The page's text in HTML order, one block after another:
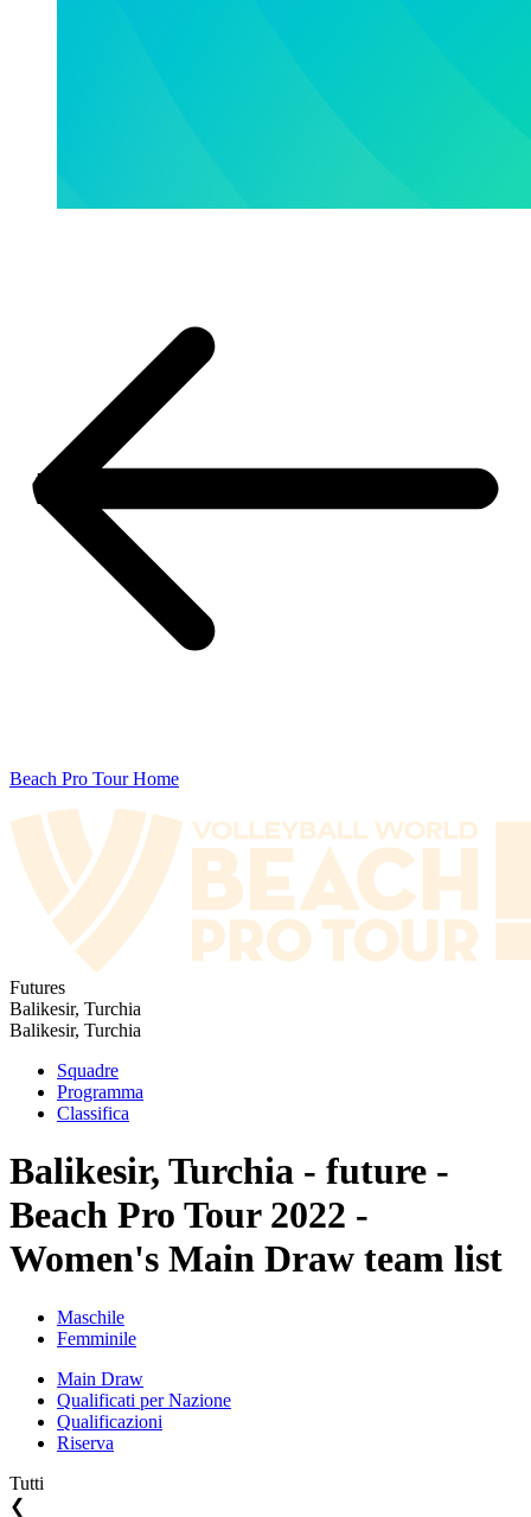
Beach Pro Tour Home
Futures
Balikesir, Turchia
Balikesir, Turchia
Squadre
Programma
Classifica
Balikesir, Turchia - future -
Beach Pro Tour 2022 -
Women's Main Draw team list
Maschile
Femminile
Main Draw
Qualificati per Nazione
Qualificazioni
Riserva
Tutti
❮